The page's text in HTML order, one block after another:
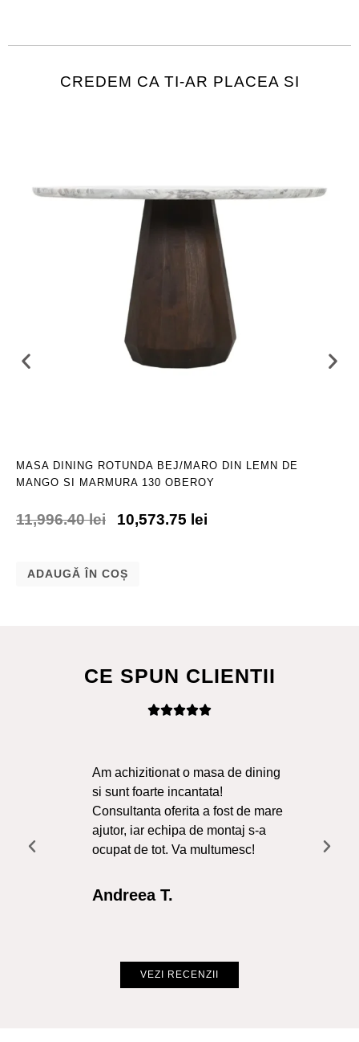
CREDEM CA TI-AR PLACEA SI
MASA DINING ROTUNDA BEJ/MARO DIN LEMN DE
MANGO SI MARMURA 130 OBEROY
11,996.40lei 10,573.75 lei
ADAUGĂ ÎN COȘ
CE SPUN CLIENTII
Am achizitionat o masa de dining
si sunt foarte incantata!
Consultanta oferita a fost de mare
ajutor, iar echipa de montaj s-a
ocupat de tot. Va multumesc!
Andreea T.
VEZI RECENZII